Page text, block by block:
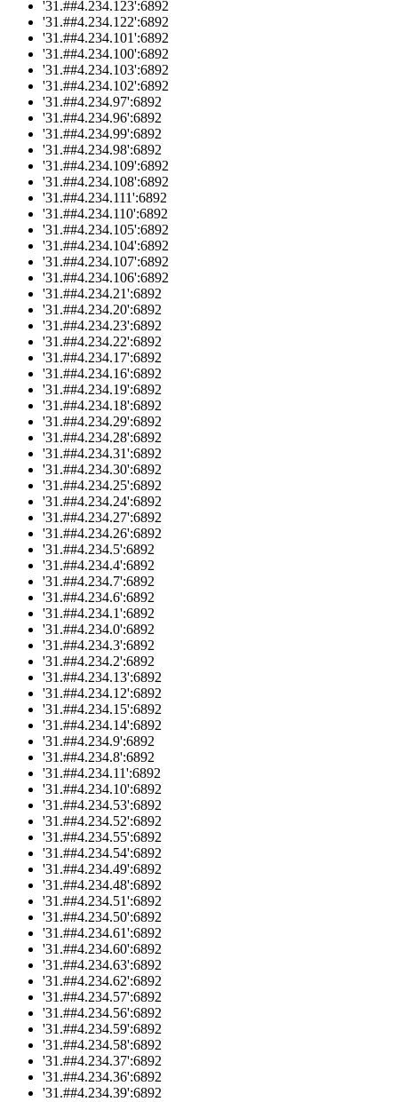
'31.##4.234.123':6892
'31.##4.234.122':6892
'31.##4.234.101':6892
'31.##4.234.100':6892
'31.##4.234.103':6892
'31.##4.234.102':6892
'31.##4.234.97':6892
'31.##4.234.96':6892
'31.##4.234.99':6892
'31.##4.234.98':6892
'31.##4.234.109':6892
'31.##4.234.108':6892
'31.##4.234.111':6892
'31.##4.234.110':6892
'31.##4.234.105':6892
'31.##4.234.104':6892
'31.##4.234.107':6892
'31.##4.234.106':6892
'31.##4.234.21':6892
'31.##4.234.20':6892
'31.##4.234.23':6892
'31.##4.234.22':6892
'31.##4.234.17':6892
'31.##4.234.16':6892
'31.##4.234.19':6892
'31.##4.234.18':6892
'31.##4.234.29':6892
'31.##4.234.28':6892
'31.##4.234.31':6892
'31.##4.234.30':6892
'31.##4.234.25':6892
'31.##4.234.24':6892
'31.##4.234.27':6892
'31.##4.234.26':6892
'31.##4.234.5':6892
'31.##4.234.4':6892
'31.##4.234.7':6892
'31.##4.234.6':6892
'31.##4.234.1':6892
'31.##4.234.0':6892
'31.##4.234.3':6892
'31.##4.234.2':6892
'31.##4.234.13':6892
'31.##4.234.12':6892
'31.##4.234.15':6892
'31.##4.234.14':6892
'31.##4.234.9':6892
'31.##4.234.8':6892
'31.##4.234.11':6892
'31.##4.234.10':6892
'31.##4.234.53':6892
'31.##4.234.52':6892
'31.##4.234.55':6892
'31.##4.234.54':6892
'31.##4.234.49':6892
'31.##4.234.48':6892
'31.##4.234.51':6892
'31.##4.234.50':6892
'31.##4.234.61':6892
'31.##4.234.60':6892
'31.##4.234.63':6892
'31.##4.234.62':6892
'31.##4.234.57':6892
'31.##4.234.56':6892
'31.##4.234.59':6892
'31.##4.234.58':6892
'31.##4.234.37':6892
'31.##4.234.36':6892
'31.##4.234.39':6892